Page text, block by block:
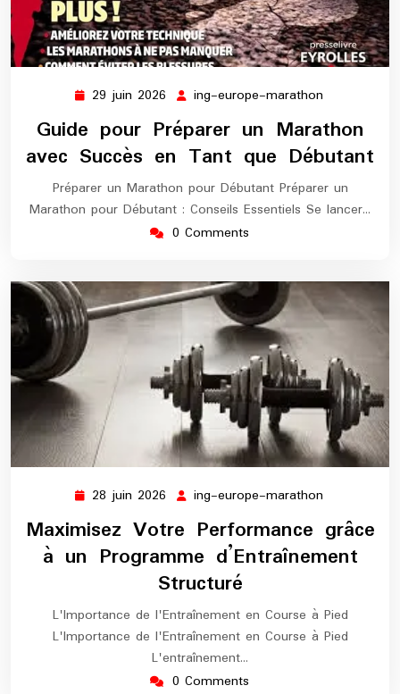
29 juin 2026 29
juin
2026
ing-europe-marathon
europe-
marathon
Guide pour Préparer un Marathon
avec Succès en Tant que Débutant
Préparer un Marathon pour Débutant Préparer un
Marathon pour Débutant : Conseils Essentiels Se lancer…
0 Comments
28 juin 2026 28
2026
ing-europe-marathon
europe-
marathon
Maximisez Votre Performance grâce
à un Programme d’Entraînement
Structuré
L'Importance de l'Entraînement en Course à Pied
L'Importance de l'Entraînement en Course à Pied
L'entraînement…
0 Comments